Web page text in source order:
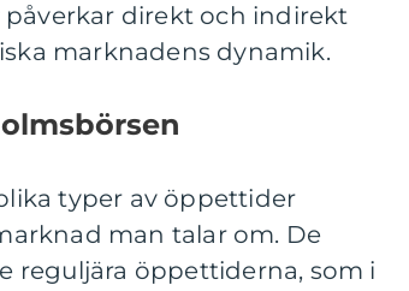
direkt och indirekt
marknadens dynamik.
typer av öppettider
man talar om. De
reguljära öppettiderna, som i